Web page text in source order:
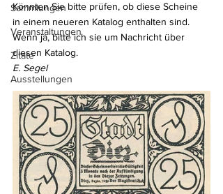
Sammlungen
Veranstaltungen
Zitate
Ausstellungen
Könnten Sie bitte prüfen, ob diese Scheine
in einem neueren Katalog enthalten sind.
Wenn ja, bitte ich sie um Nachricht über
diesen Katalog.
E. Segel